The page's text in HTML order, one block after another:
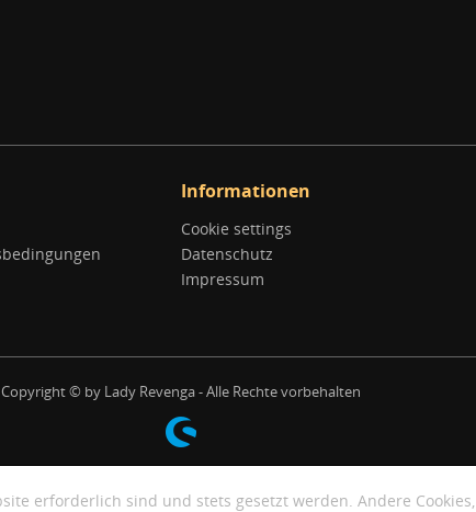
Informationen
Cookie settings
Datenschutz
Impressum
Copyright © by Lady Revenga - Alle Rechte vorbehalten
erforderlich sind und stets gesetzt werden. Andere Cookies,